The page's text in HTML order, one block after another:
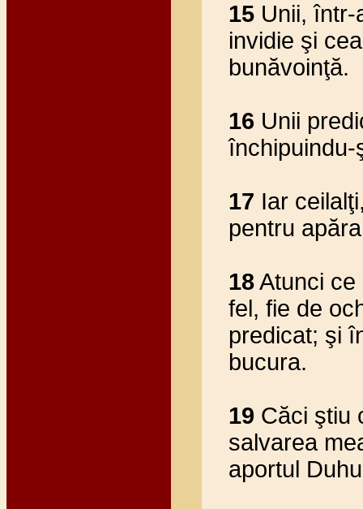
15 Unii, într-
invidie şi
bunăvoinţă.
16 Unii
închipuindu-
17 Iar
pentru
18Atunci ce
fel, fie de
predicat; şi
bucura.
19 Căci ştiu
salvarea
aportul